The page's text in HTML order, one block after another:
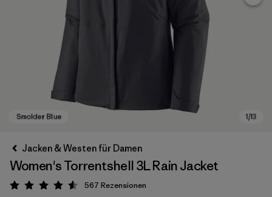
Jacken & Westen für Damen
Women's Torrentshell 3L Rain Jacket
Bewertung: 4.6 / 5
567 Rezensionen